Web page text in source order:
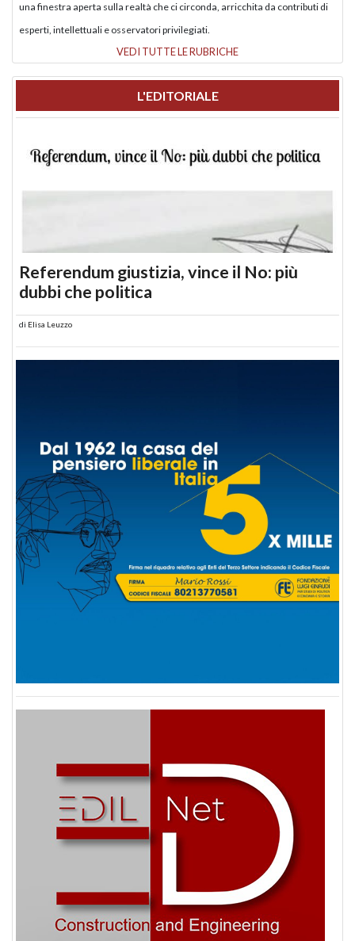
una finestra aperta sulla realtà che ci circonda, arricchita da contributi di
esperti, intellettuali e osservatori privilegiati.
VEDI TUTTE LE RUBRICHE
L'EDITORIALE
Referendum giustizia, vince il No: più
dubbi che politica
di Elisa Leuzzo